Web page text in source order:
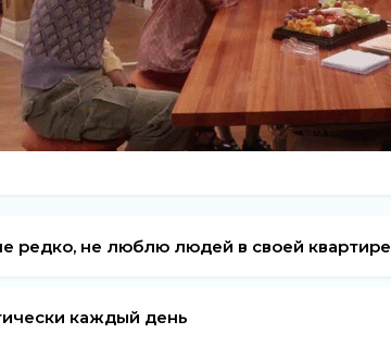
редко, не люблю людей в своей квартире
каждый день